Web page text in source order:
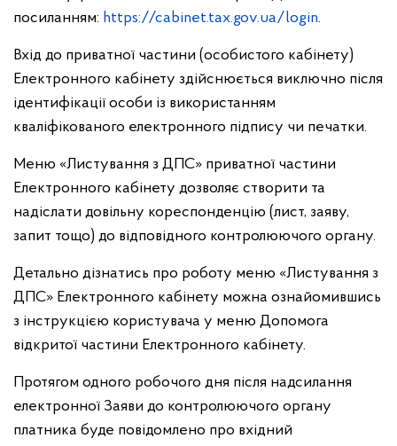
посиланням: https://cabinet.tax.gov.ua/login.
Вхід до приватної частини (особистого кабінету)
Електронного кабінету здійснюється виключно після
ідентифікації особи із використанням
кваліфікованого електронного підпису чи печатки.
Меню «Листування з ДПС» приватної частини
Електронного кабінету дозволяє створити та
надіслати довільну кореспонденцію (лист, заяву,
запит тощо) до відповідного контролюючого органу.
Детально дізнатись про роботу меню «Листування з
ДПС» Електронного кабінету можна ознайомившись
з інструкцією користувача у меню Допомога
відкритої частини Електронного кабінету.
Протягом одного робочого дня після надсилання
електронної Заяви до контролюючого органу
платника буде повідомлено про вхідний